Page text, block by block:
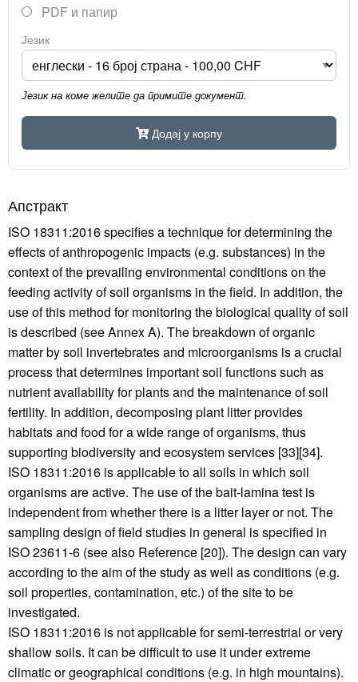
PDF и папир
Језик
Језик на коме желите да примите документ.
Додај у корпу
Апстракт
ISO 18311:2016 specifies a technique for determining the
effects of anthropogenic impacts (e.g. substances) in the
context of the prevailing environmental conditions on the
feeding activity of soil organisms in the field. In addition, the
use of this method for monitoring the biological quality of soil
is described (see Annex A). The breakdown of organic
matter by soil invertebrates and microorganisms is a crucial
process that determines important soil functions such as
nutrient availability for plants and the maintenance of soil
fertility. In addition, decomposing plant litter provides
habitats and food for a wide range of organisms, thus
supporting biodiversity and ecosystem services [33][34].
ISO 18311:2016 is applicable to all soils in which soil
organisms are active. The use of the bait-lamina test is
independent from whether there is a litter layer or not. The
sampling design of field studies in general is specified in
ISO 23611‑6 (see also Reference [20]). The design can vary
according to the aim of the study as well as conditions (e.g.
soil properties, contamination, etc.) of the site to be
investigated.
ISO 18311:2016 is not applicable for semi-terrestrial or very
shallow soils. It can be difficult to use it under extreme
climatic or geographical conditions (e.g. in high mountains).